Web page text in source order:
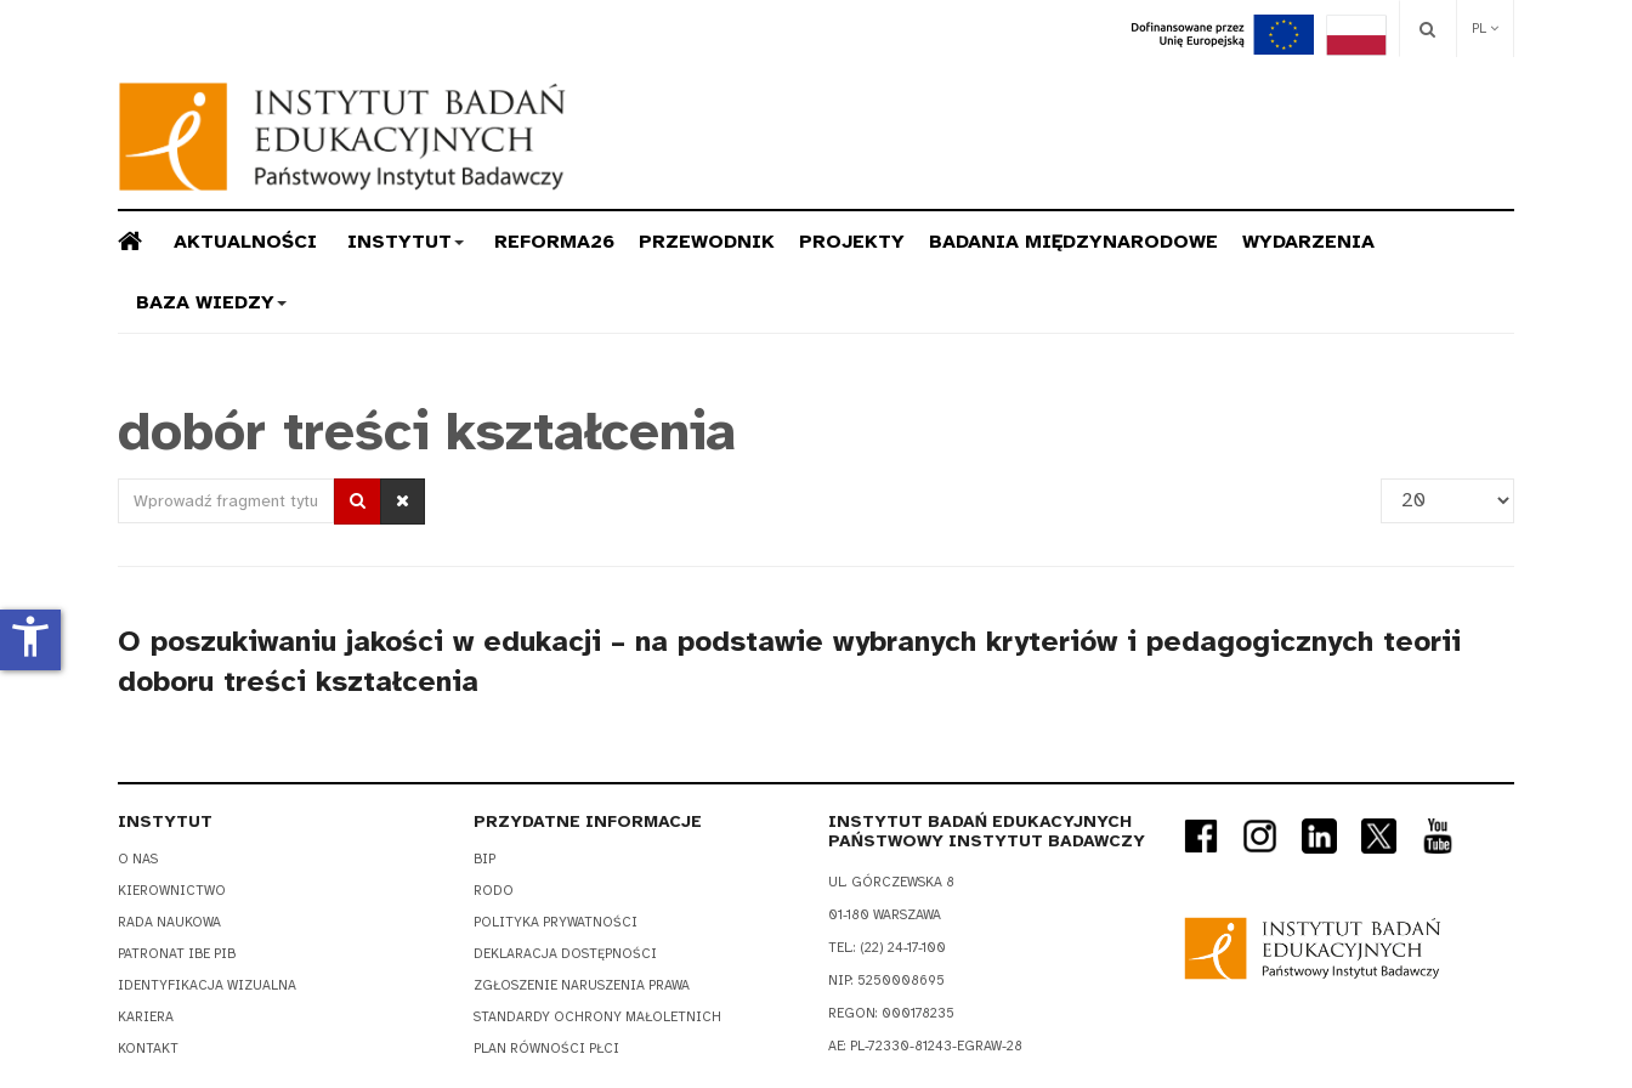
PL
AKTUALNOŚCI INSTYTUT REFORMA26 PRZEWODNIK PROJEKTY BADANIA MIĘDZYNARODOWE WYDARZENIA
BAZA WIEDZY
dobór treści kształcenia
Wprowadź
Pokaż
O poszukiwaniu jakości w edukacji – na podstawie wybranych kryteriów i pedagogicznych teorii
doboru treści kształcenia
INSTYTUT
O NAS
KIEROWNICTWO
RADA NAUKOWA
PATRONAT IBE PIB
IDENTYFIKACJA WIZUALNA
KARIERA
KONTAKT
PRZYDATNE INFORMACJE
BIP
RODO
POLITYKA PRYWATNOŚCI
DEKLARACJA DOSTĘPNOŚCI
ZGŁOSZENIE NARUSZENIA PRAWA
STANDARDY OCHRONY MAŁOLETNICH
PLAN RÓWNOŚCI PŁCI
INSTYTUT BADAŃ EDUKACYJNYCH
PAŃSTWOWY INSTYTUT BADAWCZY
UL. GÓRCZEWSKA 8
01-180 WARSZAWA
TEL.: (22) 24-17-100
NIP: 5250008695
REGON: 000178235
AE: PL-72330-81243-EGRAW-28
accessibility_new